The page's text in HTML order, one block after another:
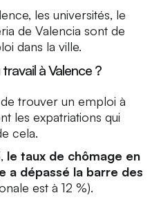
les universités, le
de Valencia sont de
dans la ville.
à Valence ?
trouver un emploi à
les expatriations qui
cela.
le taux de chômage en
a dépassé la barre des
est à 12 %).